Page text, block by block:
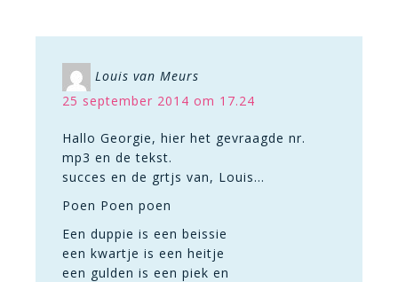
Louis van Meurs
25 september 2014 om 17.24
Hallo Georgie, hier het gevraagde nr.
mp3 en de tekst.
succes en de grtjs van, Louis…
Poen Poen poen
Een duppie is een beissie
een kwartje is een heitje
een gulden is een piek en